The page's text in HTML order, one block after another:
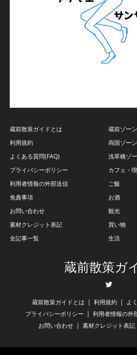
蔵前散策ガイドとは
利用規約
よくある質問(FAQ)
プライバシーポリシー
利用者情報の外部送信
免責事項
お問い合わせ
素材クレジット表記
全記事一覧
蔵前ゾーン
両国ゾーン
浅草橋ゾ
カフェ・
ご飯
お酒
観光
買い物
生活
蔵前散策ガ
蔵前散策ガイドとは 利用規約
よ
プライバシーポリシー
利用者情報の外
お問い合わせ
素材クレジット表記